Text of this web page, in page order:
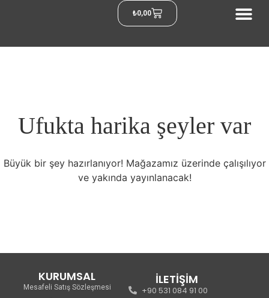
₺0,00
Ufukta harika şeyler var
Büyük bir şey hazırlanıyor! Mağazamız üzerinde çalışılıyor
ve yakında yayınlanacak!
KURUMSAL
Mesafeli Satış Sözleşmesi
İLETİŞİM
+90 531 084 91 00